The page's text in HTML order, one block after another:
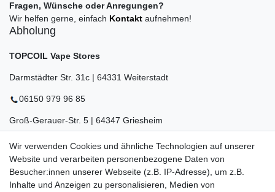
Fragen, Wünsche oder Anregungen?
Wir helfen gerne, einfach Kontakt aufnehmen!
Abholung
TOPCOIL Vape Stores
Darmstädter Str. 31c | 64331 Weiterstadt
06150 979 96 85
Groß-Gerauer-Str. 5 | 64347 Griesheim
06155 834 88 58
Eberstädter Str. 21 | 64319 Pfungstadt
06157 984 88 55
Wir verwenden Cookies und ähnliche Technologien auf unserer
Website und verarbeiten personenbezogene Daten von
Besucher:innen unserer Webseite (z.B. IP-Adresse), um z.B.
Inhalte und Anzeigen zu personalisieren, Medien von